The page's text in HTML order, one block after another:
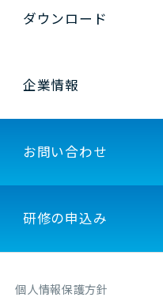
ダウンロード
企業情報
お問い合わせ
研修の申込み
個人情報保護方針